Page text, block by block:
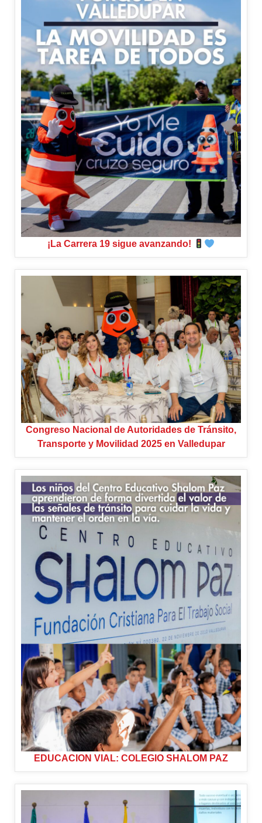
¡La Carrera 19 sigue avanzando!
Congreso Nacional de Autoridades de Tránsito,
Transporte y Movilidad 2025 en Valledupar
EDUCACION VIAL: COLEGIO SHALOM PAZ